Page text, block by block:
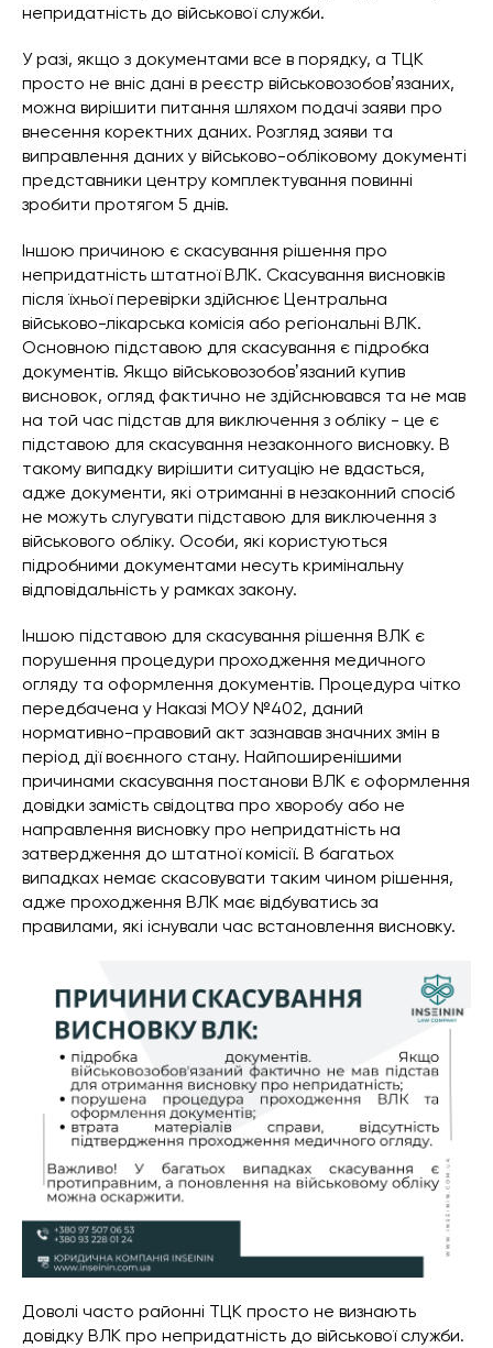
непридатність до військової служби.
У разі, якщо з документами все в порядку, а ТЦК
просто не вніс дані в реєстр військовозобовʼязаних,
можна вирішити питання шляхом подачі заяви про
внесення коректних даних. Розгляд заяви та
виправлення даних у військово-обліковому документі
представники центру комплектування повинні
зробити протягом 5 днів.
Іншою причиною є скасування рішення про
непридатність штатної ВЛК. Скасування висновків
після їхньої перевірки здійснює Центральна
військово-лікарська комісія або регіональні ВЛК.
Основною підставою для скасування є підробка
документів. Якщо військовозобовʼязаний купив
висновок, огляд фактично не здійснювався та не мав
на той час підстав для виключення з обліку - це є
підставою для скасування незаконного висновку. В
такому випадку вирішити ситуацію не вдасться,
адже документи, які отриманні в незаконний спосіб
не можуть слугувати підставою для виключення з
військового обліку. Особи, які користуються
підробними документами несуть кримінальну
відповідальність у рамках закону.
Іншою підставою для скасування рішення ВЛК є
порушення процедури проходження медичного
огляду та оформлення документів. Процедура чітко
передбачена у Наказі МОУ №402, даний
нормативно-правовий акт зазнавав значних змін в
період дії воєнного стану. Найпоширенішими
причинами скасування постанови ВЛК є оформлення
довідки замість свідоцтва про хворобу або не
направлення висновку про непридатність на
затвердження до штатної комісії. В багатьох
випадках немає скасовувати таким чином рішення,
адже проходження ВЛК має відбуватись за
правилами, які існували час встановлення висновку.
Доволі часто районні ТЦК просто не визнають
довідку ВЛК про непридатність до військової служби.